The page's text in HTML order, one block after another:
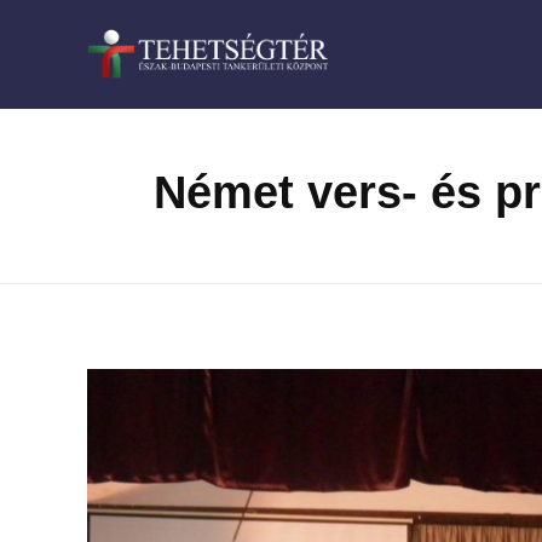
TehetségTÉR
Német vers- és